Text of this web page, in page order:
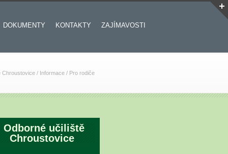
DOKUMENTY KONTAKTY ZAJÍMAVOSTI
Chroustovice / Informace / Pro rodiče
Odborné učiliště
Chroustovice